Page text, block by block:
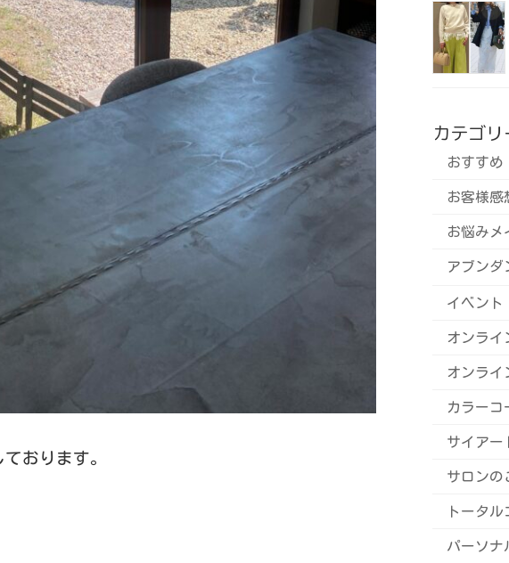
おります。
カテゴリ
おすすめ
お客様感
お悩みメ
アブンダ
イベント
オンライ
オンライ
カラーコ
サイアー
サロンの
トータル
パーソナ